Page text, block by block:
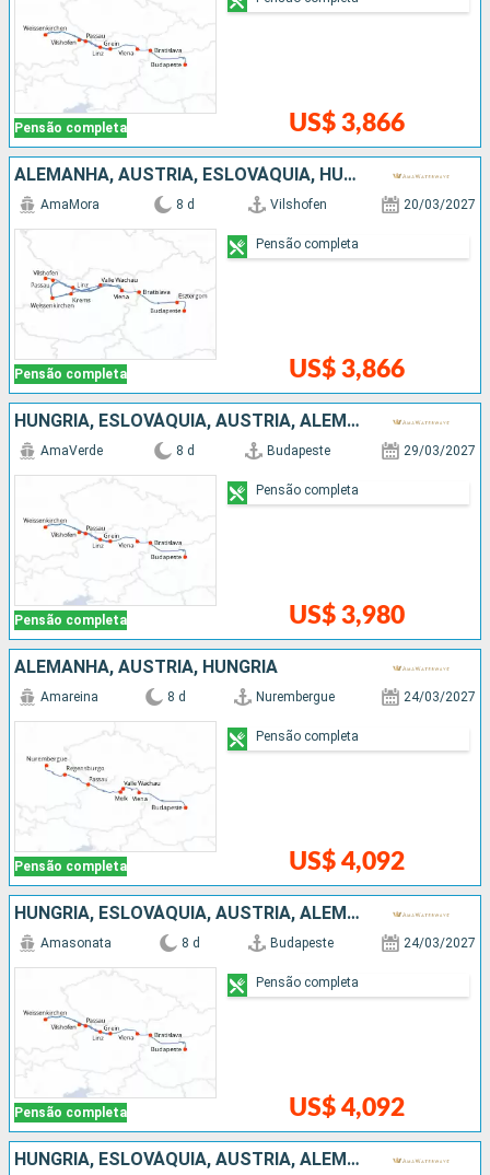
Pensão completa US$ 3,866
ALEMANHA, AUSTRIA, ESLOVÁQUIA, HUNGRIA
Pensão completa
AmaMora 8 d Vilshofen 20/03/2027
US$ 3,866
Pensão completa
HUNGRIA, ESLOVÁQUIA, AUSTRIA, ALEMANHA
Pensão completa
AmaVerde 8 d Budapeste 29/03/2027
US$ 3,980
Pensão completa
ALEMANHA, AUSTRIA, HUNGRIA
Pensão completa
Amareina 8 d Nurembergue 24/03/2027
US$ 4,092
Pensão completa
HUNGRIA, ESLOVÁQUIA, AUSTRIA, ALEMANHA
Pensão completa
Amasonata 8 d Budapeste 24/03/2027
US$ 4,092
Pensão completa
HUNGRIA, ESLOVÁQUIA, AUSTRIA, ALEMANHA